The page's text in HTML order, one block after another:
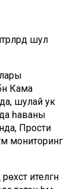
шул
Кама
шулай ук
һаваны
Прости
мониторинг
ителгән